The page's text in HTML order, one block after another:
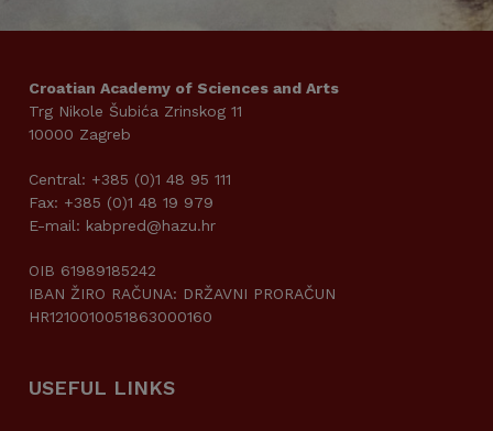
Croatian Academy of Sciences and Arts
Trg Nikole Šubića Zrinskog 11
10000 Zagreb
Central: +385 (0)1 48 95 111
Fax: +385 (0)1 48 19 979
E-mail: kabpred@hazu.hr
OIB 61989185242
IBAN ŽIRO RAČUNA: DRŽAVNI PRORAČUN
HR1210010051863000160
USEFUL LINKS